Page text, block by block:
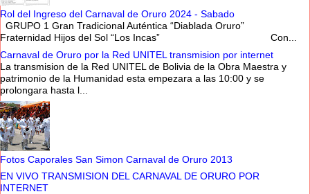
Rol del Ingreso del Carnaval de Oruro 2024 - Sabado
GRUPO 1 Gran Tradicional Auténtica “Diablada Oruro”
Fraternidad Hijos del Sol “Los Incas” Con...
Carnaval de Oruro por la Red UNITEL transmision por internet
La transmision de la Red UNITEL de Bolivia de la Obra Maestra y
patrimonio de la Humanidad esta empezara a las 10:00 y se
prolongara hasta l...
Fotos Caporales San Simon Carnaval de Oruro 2013
EN VIVO TRANSMISION DEL CARNAVAL DE ORURO POR
INTERNET